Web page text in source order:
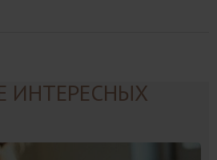
ИНТЕРЕСНЫХ